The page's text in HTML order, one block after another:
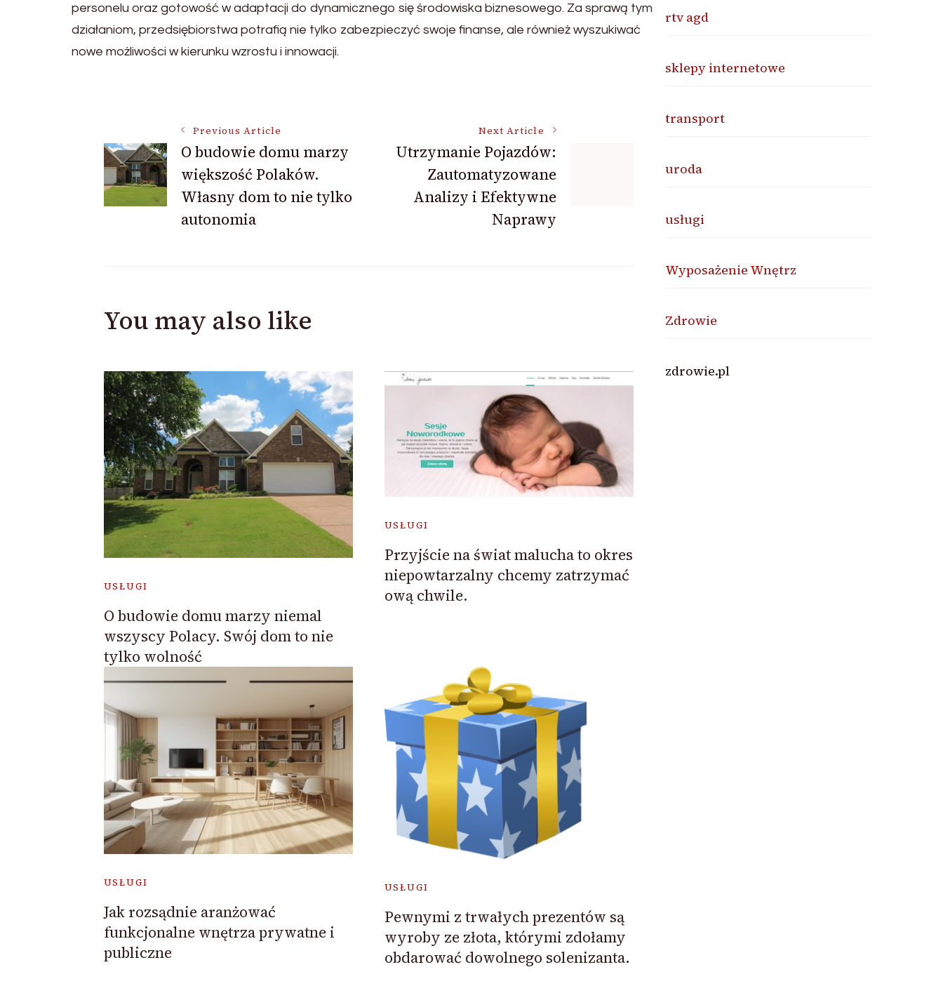
personelu oraz gotowość w adaptacji do dynamicznego się środowiska biznesowego. Za sprawą tym
działaniom, przedsiębiorstwa potrafią nie tylko zabezpieczyć swoje finanse, ale również wyszukiwać
nowe możliwości w kierunku wzrostu i innowacji.
Post
Navigation
Previous Article
O budowie domu marzy
większość Polaków.
Własny dom to nie tylko
autonomia
Next Article
Utrzymanie Pojazdów:
Zautomatyzowane
Analizy i Efektywne
Naprawy
You may also like
USŁUGI
O budowie domu marzy niemal
wszyscy Polacy. Swój dom to nie
tylko wolność
USŁUGI
Przyjście na świat malucha to okres
niepowtarzalny chcemy zatrzymać
ową chwile.
USŁUGI
Jak rozsądnie aranżować
funkcjonalne wnętrza prywatne i
publiczne
USŁUGI
Pewnymi z trwałych prezentów są
wyroby ze złota, którymi zdołamy
obdarować dowolnego solenizanta.
rtv agd
sklepy internetowe
transport
uroda
usługi
Wyposażenie Wnętrz
Zdrowie
zdrowie.pl